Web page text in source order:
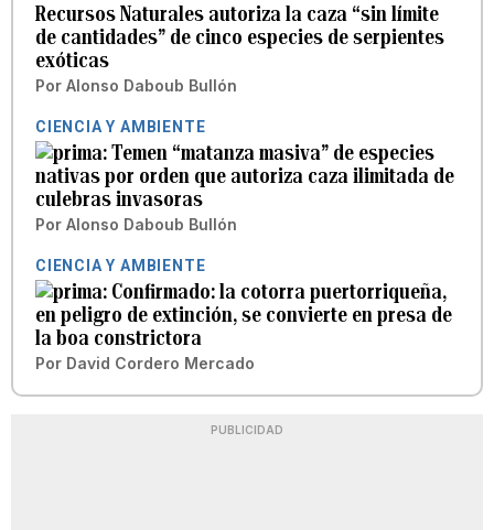
Recursos Naturales autoriza la caza “sin límite
de cantidades” de cinco especies de serpientes
exóticas
Por Alonso Daboub Bullón
CIENCIA Y AMBIENTE
Temen “matanza masiva” de especies
nativas por orden que autoriza caza ilimitada de
culebras invasoras
Por Alonso Daboub Bullón
CIENCIA Y AMBIENTE
Confirmado: la cotorra puertorriqueña,
en peligro de extinción, se convierte en presa de
la boa constrictora
Por David Cordero Mercado
PUBLICIDAD